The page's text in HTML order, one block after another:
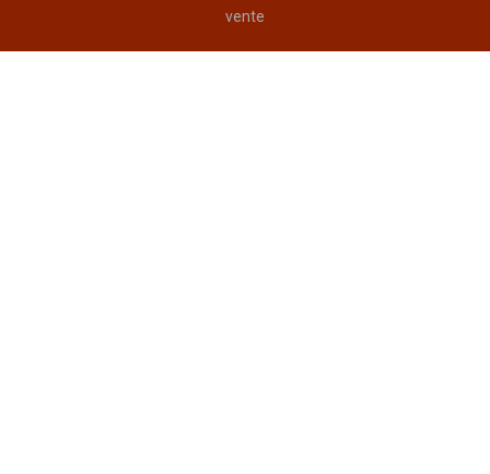
vente